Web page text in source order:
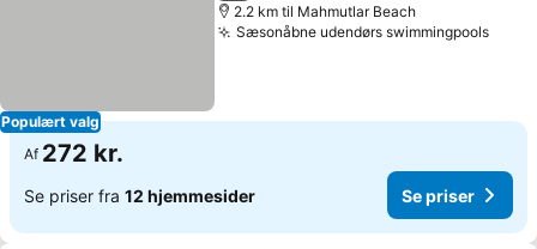
Populært valg
2.2 km til Mahmutlar Beach
Sæsonåbne udendørs swimmingpoolsSe
Af 272 kr.
Se priser fra 12 hjemmesider Se priser